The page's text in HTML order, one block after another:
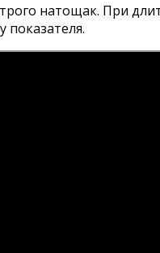
натощак. При
показателя.